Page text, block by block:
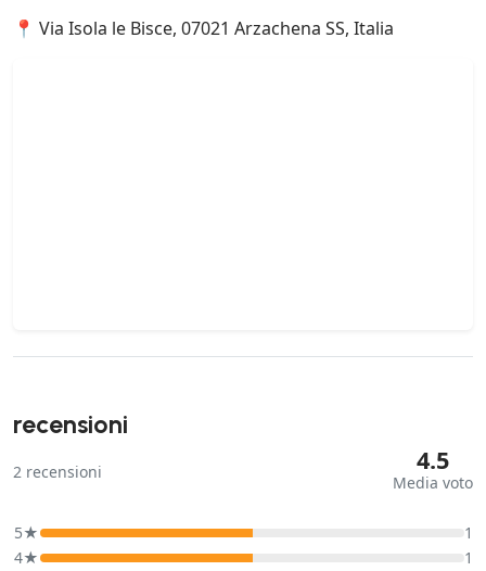
📍 Via Isola le Bisce, 07021 Arzachena SS, Italia
recensioni
2 recensioni 4.5
Media voto
5★
1
4★
1